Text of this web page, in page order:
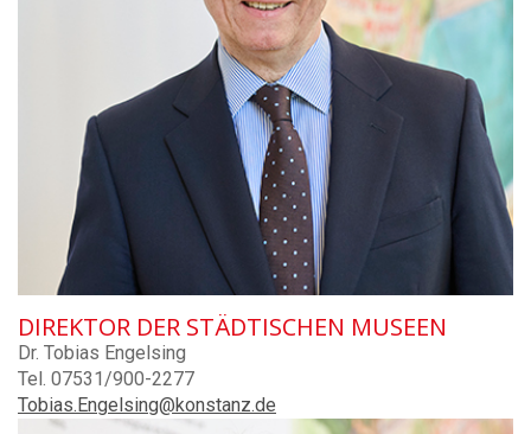
DIREKTOR DER STÄDTISCHEN MUSEEN
Dr. Tobias Engelsing
Tel. 07531/900-2277
Tobias.Engelsing@konstanz.de